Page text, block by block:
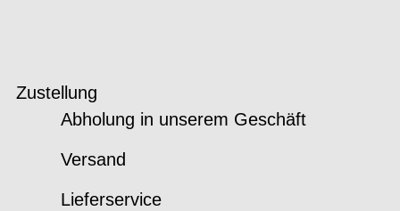
Zustellung
Abholung in unserem Geschäft
Versand
Lieferservice